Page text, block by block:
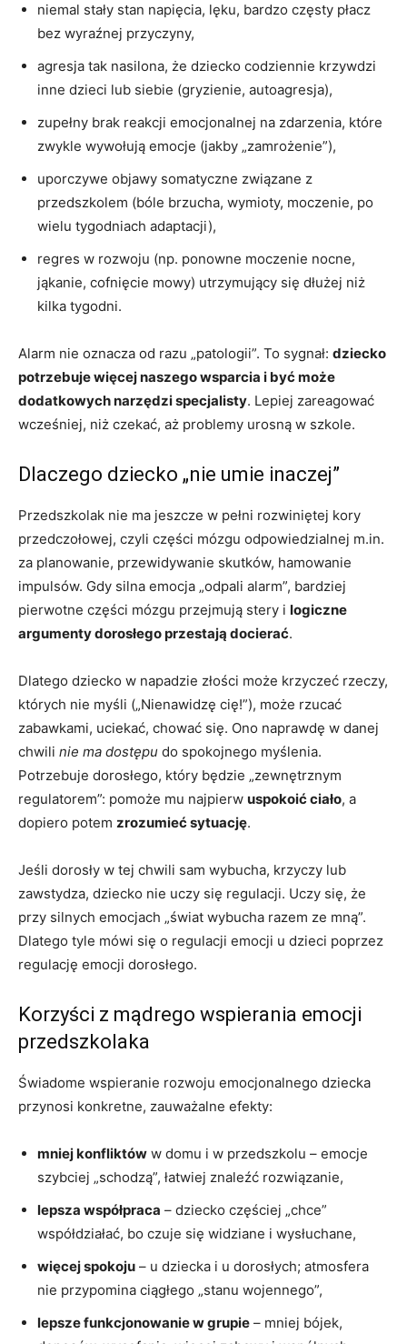
niemal stały stan napięcia, lęku, bardzo częsty płacz
bez wyraźnej przyczyny,
agresja tak nasilona, że dziecko codziennie krzywdzi
inne dzieci lub siebie (gryzienie, autoagresja),
zupełny brak reakcji emocjonalnej na zdarzenia, które
zwykle wywołują emocje (jakby „zamrożenie”),
uporczywe objawy somatyczne związane z
przedszkolem (bóle brzucha, wymioty, moczenie, po
wielu tygodniach adaptacji),
regres w rozwoju (np. ponowne moczenie nocne,
jąkanie, cofnięcie mowy) utrzymujący się dłużej niż
kilka tygodni.
Alarm nie oznacza od razu „patologii”. To sygnał: dziecko
potrzebuje więcej naszego wsparcia i być może
dodatkowych narzędzi specjalisty. Lepiej zareagować
wcześniej, niż czekać, aż problemy urosną w szkole.
Dlaczego dziecko „nie umie inaczej”
Przedszkolak nie ma jeszcze w pełni rozwiniętej kory
przedczołowej, czyli części mózgu odpowiedzialnej m.in.
za planowanie, przewidywanie skutków, hamowanie
impulsów. Gdy silna emocja „odpali alarm”, bardziej
pierwotne części mózgu przejmują stery i logiczne
argumenty dorosłego przestają docierać.
Dlatego dziecko w napadzie złości może krzyczeć rzeczy,
których nie myśli („Nienawidzę cię!”), może rzucać
zabawkami, uciekać, chować się. Ono naprawdę w danej
chwili nie ma dostępu do spokojnego myślenia.
Potrzebuje dorosłego, który będzie „zewnętrznym
regulatorem”: pomoże mu najpierw uspokoić ciało, a
dopiero potem zrozumieć sytuację.
Jeśli dorosły w tej chwili sam wybucha, krzyczy lub
zawstydza, dziecko nie uczy się regulacji. Uczy się, że
przy silnych emocjach „świat wybucha razem ze mną”.
Dlatego tyle mówi się o regulacji emocji u dzieci poprzez
regulację emocji dorosłego.
Korzyści z mądrego wspierania emocji
przedszkolaka
Świadome wspieranie rozwoju emocjonalnego dziecka
przynosi konkretne, zauważalne efekty:
mniej konfliktów w domu i w przedszkolu – emocje
szybciej „schodzą”, łatwiej znaleźć rozwiązanie,
lepsza współpraca – dziecko częściej „chce”
współdziałać, bo czuje się widziane i wysłuchane,
więcej spokoju – u dziecka i u dorosłych; atmosfera
nie przypomina ciągłego „stanu wojennego”,
lepsze funkcjonowanie w grupie – mniej bójek,